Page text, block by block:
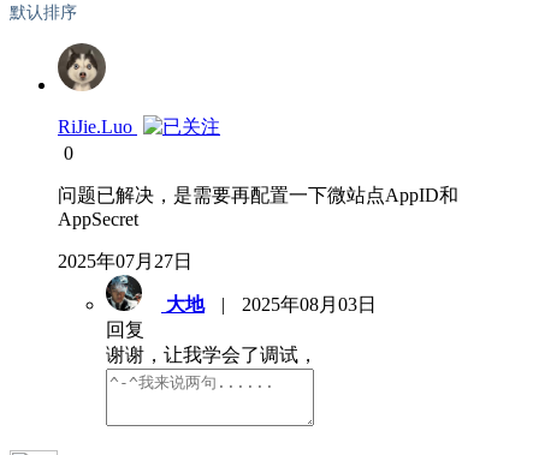
默认排序
RiJie.Luo
0
问题已解决，是需要再配置一下微站点AppID和
AppSecret
2025年07月27日
大地 |
2025年08月03日
回复
谢谢，让我学会了调试，